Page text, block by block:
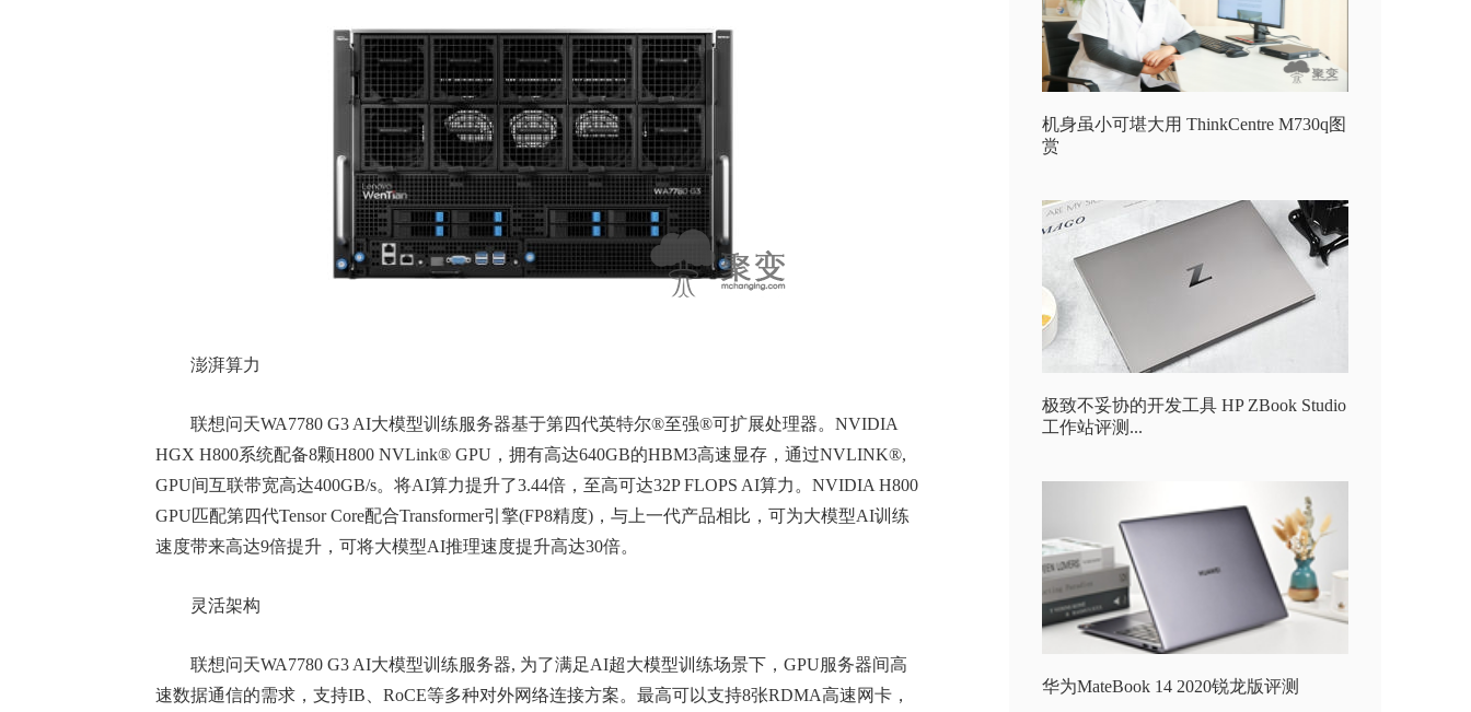
澎湃算力
联想问天WA7780 G3 AI大模型训练服务器基于第四代英特尔®至强®可扩展处理器。NVIDIA
HGX H800系统配备8颗H800 NVLink® GPU，拥有高达640GB的HBM3高速显存，通过NVLINK®,
GPU间互联带宽高达400GB/s。将AI算力提升了3.44倍，至高可达32P FLOPS AI算力。NVIDIA H800
GPU匹配第四代Tensor Core配合Transformer引擎(FP8精度)，与上一代产品相比，可为大模型AI训练
速度带来高达9倍提升，可将大模型AI推理速度提升高达30倍。
灵活架构
联想问天WA7780 G3 AI大模型训练服务器, 为了满足AI超大模型训练场景下，GPU服务器间高
速数据通信的需求，支持IB、RoCE等多种对外网络连接方案。最高可以支持8张RDMA高速网卡，
机身虽小可堪大用 ThinkCentre M730q图
赏
极致不妥协的开发工具 HP ZBook Studio
工作站评测...
华为MateBook 14 2020锐龙版评测